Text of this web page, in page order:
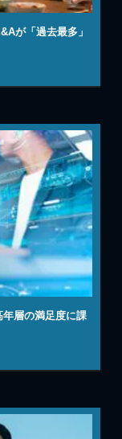
が「過去最多」
年層の満足度に課